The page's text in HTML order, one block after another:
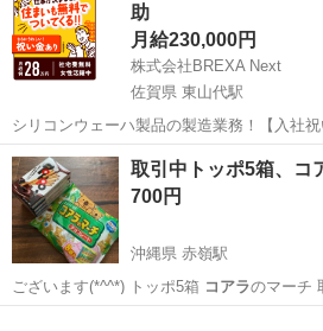
助
月給230,000円
株式会社BREXA Next
佐賀県 東山代駅
シリコンウェーハ製品の製造業務！【入社祝
やカップルとの応募OK◎年間休日129日＆
実♪業務はクリーンルームで快適作業◎自社
300円～の格安食堂あり！《佐...
佐賀 伊万里市 東山代駅 その他
取引中トッポ5箱、コ
700円
沖縄県 赤嶺駅
ございます(*^^*) トッポ5箱 コアラのマーチ 取引場所:ローソン那覇宇
栄…